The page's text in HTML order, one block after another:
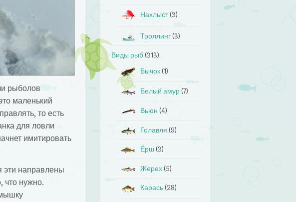
рыболов
маленький
то есть
для ловли
имитировать
эти направлены
что нужно.
Нахлыст(3)
Троллинг (3)
Виды рыб (313)
Бычок (1)
Белый амур (7)
Вьюн (4)
Голавля (9)
Ёрш (3)
Жерех (5)
Карась (28)